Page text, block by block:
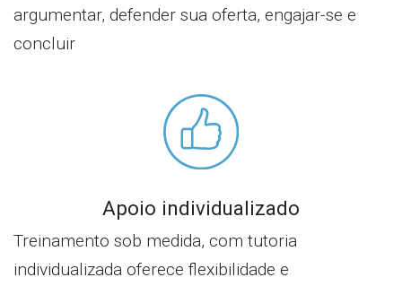
argumentar, defender sua oferta, engajar-se e
concluir
Apoio individualizado
Treinamento sob medida, com tutoria
individualizada oferece flexibilidade e